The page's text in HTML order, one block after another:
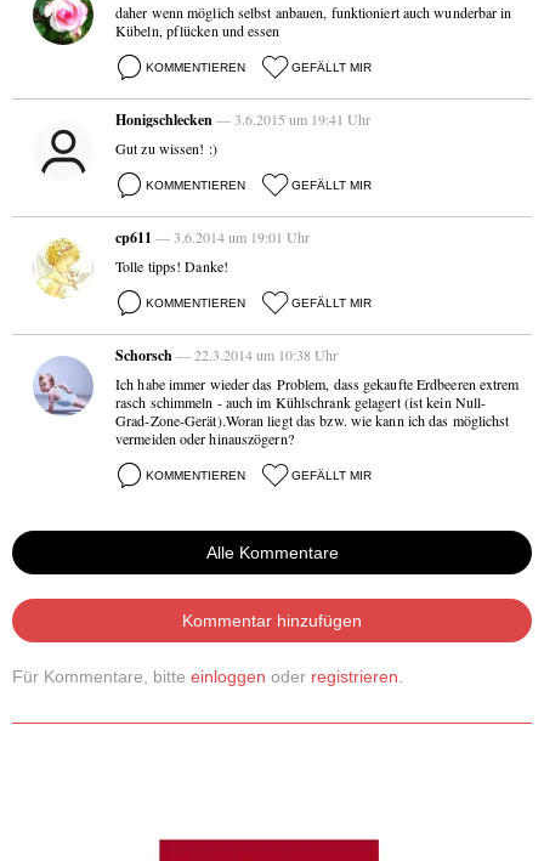
daher wenn möglich selbst anbauen, funktioniert auch wunderbar in
Kübeln, pflücken und essen
KOMMENTIEREN GEFÄLLT MIR
Honigschlecken— 3.6.2015 um 19:41 Uhr
Gut zu wissen! :)
KOMMENTIEREN GEFÄLLT MIR
cp611 — 3.6.2014 um 19:01 Uhr
Tolle tipps! Danke!
KOMMENTIEREN GEFÄLLT MIR
Schorsch— 22.3.2014 um 10:38 Uhr
Ich habe immer wieder das Problem, dass gekaufte Erdbeeren extrem
rasch schimmeln - auch im Kühlschrank gelagert (ist kein Null-
Grad-Zone-Gerät).Woran liegt das bzw. wie kann ich das möglichst
vermeiden oder hinauszögern?
KOMMENTIEREN GEFÄLLT MIR
Alle Kommentare
Kommentar hinzufügen
Für Kommentare, bitte einloggen oder registrieren